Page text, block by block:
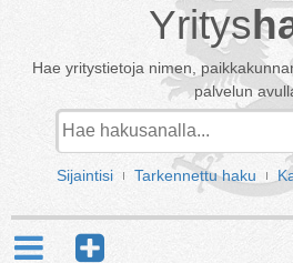
Yritys
Hae yritystietoja nimen,
palvelun
Sijaintisi Tarkennettu haku